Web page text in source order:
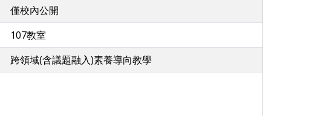
僅校內公開
107教室
跨領域(含議題融入)素養導向教學